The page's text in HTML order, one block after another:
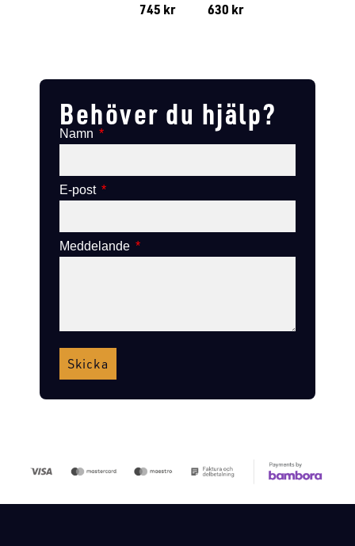
745 kr
630 kr
Behöver du hjälp?
Namn
E-post
Meddelande
Skicka